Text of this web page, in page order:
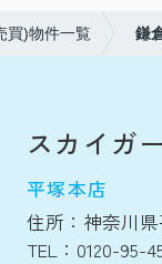
買)物件一覧 鎌
スカイガ
平塚本店
住所：神奈川
TEL：0120-95-